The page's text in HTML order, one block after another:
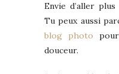
Envie d’aller
Tu peux aussi
blog photo
douceur.